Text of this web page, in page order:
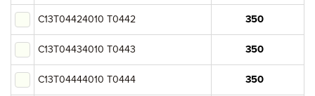
Fujifilm
Pantum
Катюша
C13T04424010 T0442
C13T04434010 T0443
C13T04444010 T0444